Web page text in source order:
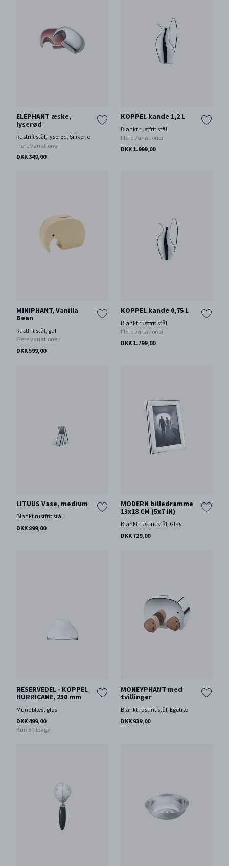
ELEPHANT æske,
lyserød
Rustrift stål, lyserød, Silikone
Flere variationer
DKK 349,00
KOPPEL kande 1,2 L
Blankt rustfrit stål
Flere variationer
DKK 1.999,00
MINIPHANT, Vanilla
Bean
Rustfrit stål, gul
Flere variationer
DKK 599,00
KOPPEL kande 0,75 L
Blankt rustfrit stål
Flere variationer
DKK 1.799,00
LITUUS Vase, medium
Blankt rustfrit stål
DKK 899,00
MODERN billedramme
13x18 CM (5x7 IN)
Blankt rustfrit stål, Glas
DKK 729,00
RESERVEDEL - KOPPEL
HURRICANE, 230 mm
Mundblæst glas
DKK 499,00
Kun 3 tilbage
MONEYPHANT med
tvillinger
Blankt rustfrit stål, Egetræ
DKK 939,00